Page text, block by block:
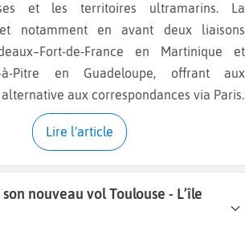
et les territoires ultramarins. La
notamment en avant deux liaisons
de-France en Martinique et
à-Pitre en Guadeloupe, offrant aux
aux correspondances via Paris.
Lire l'article
nouveau vol Toulouse - L’île